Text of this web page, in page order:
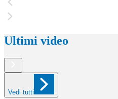
Ultimi video
Vedi tutti